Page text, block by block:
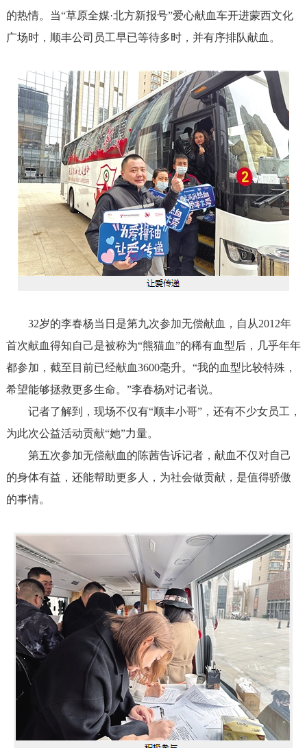
的热情。当“草原全媒·北方新报号”爱心献血车开进蒙西文化
广场时，顺丰公司员工早已等待多时，并有序排队献血。
32岁的李春杨当日是第九次参加无偿献血，自从2012年
首次献血得知自己是被称为“熊猫血”的稀有血型后，几乎年年
都参加，截至目前已经献血3600毫升。“我的血型比较特殊，
希望能够拯救更多生命。”李春杨对记者说。
记者了解到，现场不仅有“顺丰小哥”，还有不少女员工，
为此次公益活动贡献“她”力量。
第五次参加无偿献血的陈茜告诉记者，献血不仅对自己
的身体有益，还能帮助更多人，为社会做贡献，是值得骄傲
的事情。